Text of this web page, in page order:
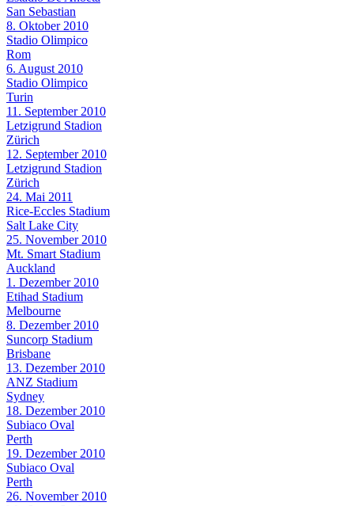
San Sebastian
8. Oktober 2010
Stadio Olimpico
Rom
6. August 2010
Stadio Olimpico
Turin
11. September 2010
Letzigrund Stadion
Zürich
12. September 2010
Letzigrund Stadion
Zürich
24. Mai 2011
Rice-Eccles Stadium
Salt Lake City
25. November 2010
Mt. Smart Stadium
Auckland
1. Dezember 2010
Etihad Stadium
Melbourne
8. Dezember 2010
Suncorp Stadium
Brisbane
13. Dezember 2010
ANZ Stadium
Sydney
18. Dezember 2010
Subiaco Oval
Perth
19. Dezember 2010
Subiaco Oval
Perth
26. November 2010